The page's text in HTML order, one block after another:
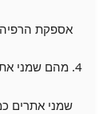
אספקת
4. מהם שמני אתרים הכי טובים לנשים?
שמני אתרים